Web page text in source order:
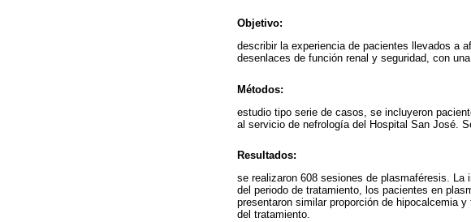
Objetivo:
describir la experiencia de pacientes llevados a
desenlaces de función renal y seguridad, con
Métodos:
estudio tipo serie de casos, se incluyeron
al servicio de nefrología del Hospital San José.
Resultados:
se realizaron 608 sesiones de plasmaféresis. La
del periodo de tratamiento, los pacientes en
presentaron similar proporción de hipocalcemia
del tratamiento.